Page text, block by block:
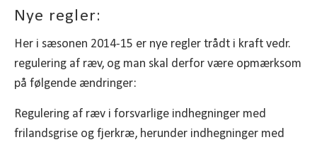
Nye regler:
Her i sæsonen 2014-15 er nye regler trådt i kraft vedr.
regulering af ræv, og man skal derfor være opmærksom
på følgende ændringer:
Regulering af ræv i forsvarlige indhegninger med
frilandsgrise og fjerkræ, herunder indhegninger med